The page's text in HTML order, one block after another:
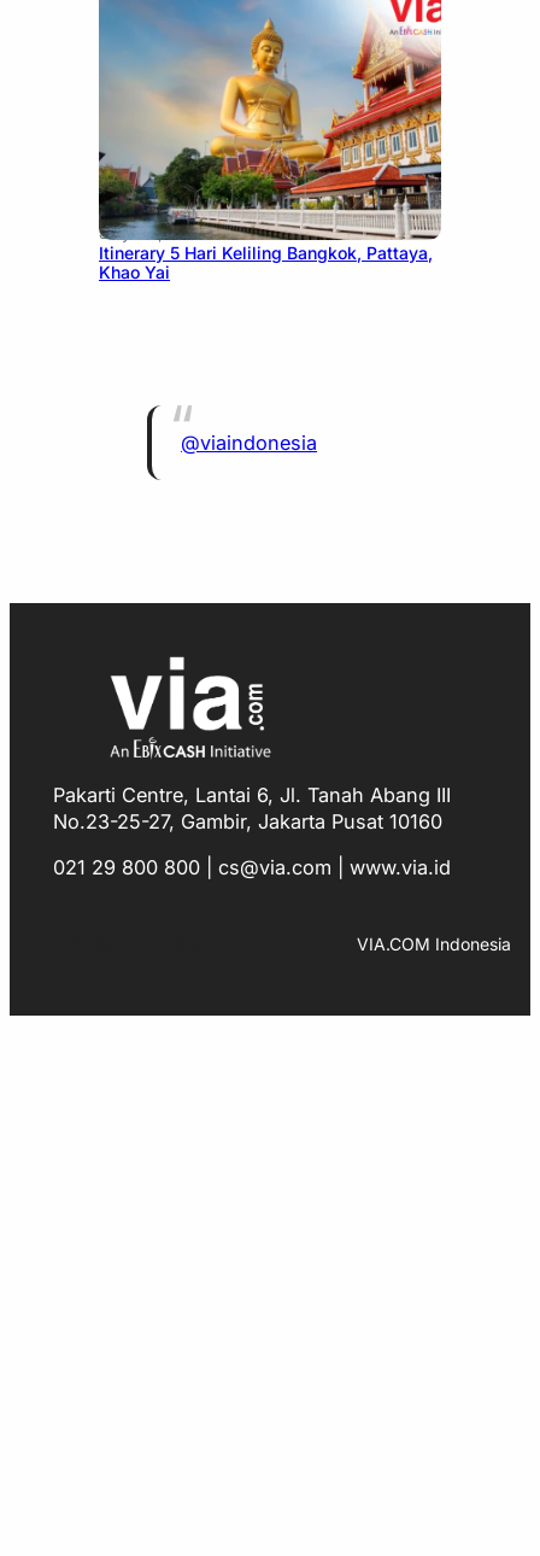
July 20, 2026
Itinerary 5 Hari Keliling Bangkok, Pattaya,
Khao Yai
@viaindonesia
Pakarti Centre, Lantai 6, Jl. Tanah Abang III
No.23-25-27, Gambir, Jakarta Pusat 10160
021 29 800 800 | cs@via.com | www.via.id
VIA.COM Indonesia